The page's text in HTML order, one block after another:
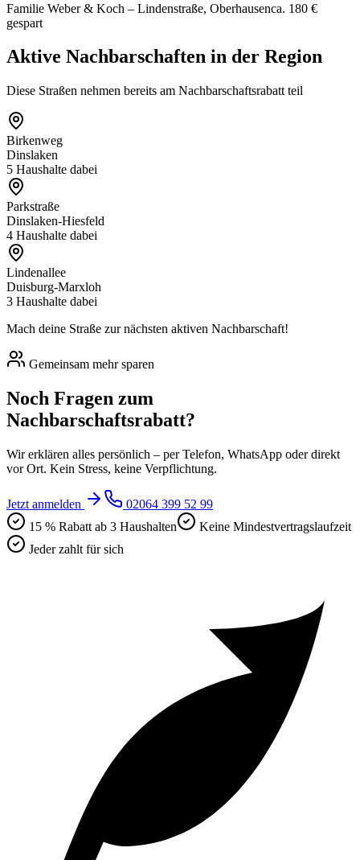
Familie Weber & Koch – Lindenstraße, Oberhausenca. 180 €
gespart
Aktive Nachbarschaften in der Region
Diese Straßen nehmen bereits am Nachbarschaftsrabatt teil
Birkenweg
Dinslaken
5 Haushalte dabei
Parkstraße
Dinslaken-Hiesfeld
4 Haushalte dabei
Lindenallee
Duisburg-Marxloh
3 Haushalte dabei
Mach deine Straße zur nächsten aktiven Nachbarschaft!
Gemeinsam mehr sparen
Noch Fragen zum
Nachbarschaftsrabatt?
Wir erklären alles persönlich – per Telefon, WhatsApp oder direkt
vor Ort. Kein Stress, keine Verpflichtung.
Jetzt anmelden
02064 399 52 99
15 % Rabatt ab 3 Haushalten
Keine Mindestvertragslaufzeit
Jeder zahlt für sich